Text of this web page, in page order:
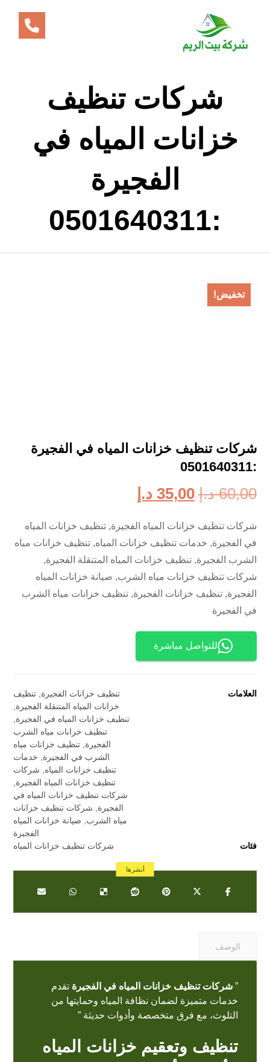
شركات تنظيف
خزانات المياه في
الفجيرة
:0501640311
تخفيض!
شركات تنظيف خزانات المياه في الفجيرة
:0501640311
60,00 د.إ 35,00 د.إ
شركات تنظيف خزانات المياه الفجيرة, تنظيف خزانات المياه
في الفجيرة, خدمات تنظيف خزانات المياه, تنظيف خزانات مياه
الشرب الفجيرة, تنظيف خزانات المياه المتنقلة الفجيرة,
شركات تنظيف خزانات مياه الشرب, صيانة خزانات المياه
الفجيرة, تنظيف خزانات الفجيرة, تنظيف خزانات مياه الشرب
في الفجيرة
للتواصل مباشرة
العلامات تنظيف خزانات الفجيرة تنظيف
خزانات المياه المتنقلة الفجيرة
تنظيف خزانات المياه في الفجيرة
تنظيف خزانات مياه الشرب
الفجيرة تنظيف خزانات مياه
الشرب في الفجيرة
خدمات
تنظيف خزانات المياه
شركات
تنظيف خزانات المياه الفجيرة
شركات تنظيف خزانات المياه في
الفجيرة
شركات تنظيف خزانات
مياه الشرب
صيانة خزانات المياه
الفجيرة
فئات
شركات تنظيف خزانات المياه
الوصف
”شركات تنظيف خزانات المياه في الفجيرة تقدم
خدمات متميزة لضمان نظافة المياه وحمايتها من
التلوث، مع فرق متخصصة وأدوات حديثة ”
تنظيف وتعقيم خزانات المياه